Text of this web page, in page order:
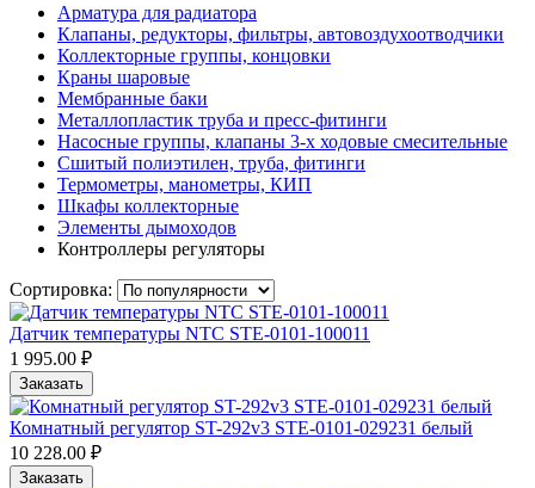
Арматура для радиатора
Клапаны, редукторы, фильтры, автовоздухоотводчики
Коллекторные группы, концовки
Краны шаровые
Мембранные баки
Металлопластик труба и пресс-фитинги
Насосные группы, клапаны 3-х ходовые смесительные
Сшитый полиэтилен, труба, фитинги
Термометры, манометры, КИП
Шкафы коллекторные
Элементы дымоходов
Контроллеры регуляторы
Сортировка:
Датчик температуры NTC STE-0101-100011
1 995.00 ₽
Заказать
Комнатный регулятор ST-292v3 STE-0101-029231 белый
10 228.00 ₽
Заказать